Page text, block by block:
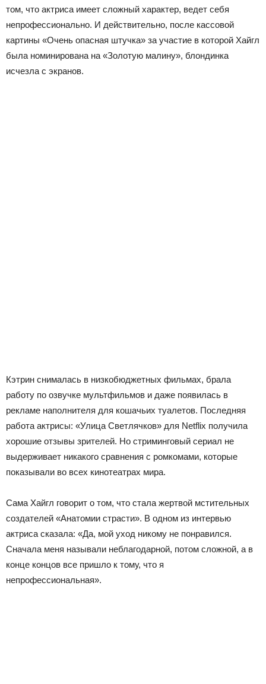
том, что актриса имеет сложный характер, ведет себя
непрофессионально. И действительно, после кассовой
картины «Очень опасная штучка» за участие в которой Хайгл
была номинирована на «Золотую малину», блондинка
исчезла с экранов.
Кэтрин снималась в низкобюджетных фильмах, брала
работу по озвучке мультфильмов и даже появилась в
рекламе наполнителя для кошачьих туалетов. Последняя
работа актрисы: «Улица Светлячков» для Netflix получила
хорошие отзывы зрителей. Но стриминговый сериал не
выдерживает никакого сравнения с ромкомами, которые
показывали во всех кинотеатрах мира.
Сама Хайгл говорит о том, что стала жертвой мстительных
создателей «Анатомии страсти». В одном из интервью
актриса сказала: «Да, мой уход никому не понравился.
Сначала меня называли неблагодарной, потом сложной, а в
конце концов все пришло к тому, что я
непрофессиональная».